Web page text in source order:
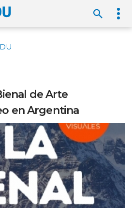
de Arte
en Argentina